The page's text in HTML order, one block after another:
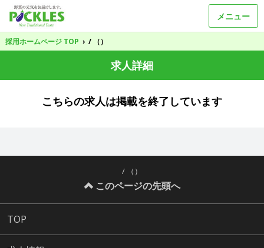
メニュー
採用ホームページ TOP › / （）
求人詳細
こちらの求人は掲載を終了しています
/ （）
このページの先頭へ
TOP